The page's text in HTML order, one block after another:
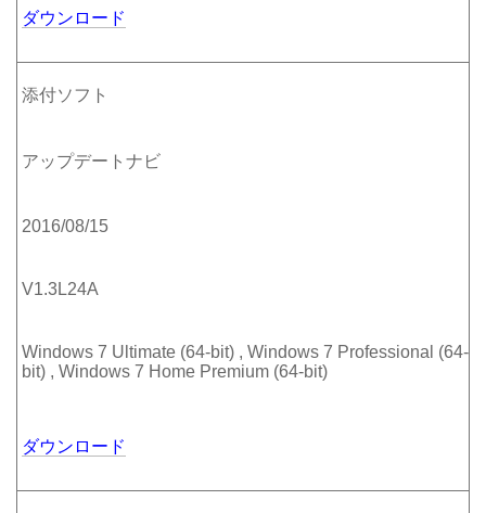
ダウンロード
添付ソフト
アップデートナビ
2016/08/15
V1.3L24A
Windows 7 Ultimate (64-bit) , Windows 7 Professional (64-
bit) , Windows 7 Home Premium (64-bit)
ダウンロード